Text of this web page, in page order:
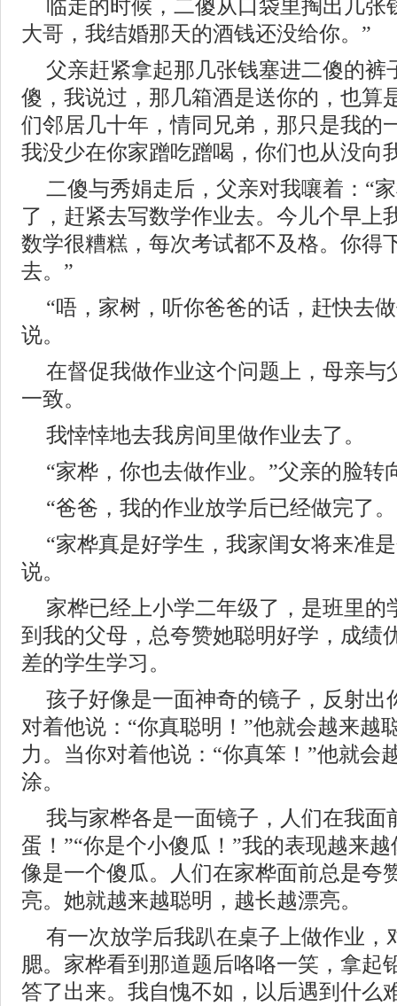
临走的时候，二傻从口袋里掏出几张
大哥，我结婚那天的酒钱还没给你。”
父亲赶紧拿起那几张钱塞进二傻的裤
傻，我说过，那几箱酒是送你的，也算
们邻居几十年，情同兄弟，那只是我的
我没少在你家蹭吃蹭喝，你们也从没向
二傻与秀娟走后，父亲对我嚷着：“
了，赶紧去写数学作业去。今儿个早上
数学很糟糕，每次考试都不及格。你得
去。”
“唔，家树，听你爸爸的话，赶快去
说。
在督促我做作业这个问题上，母亲与
一致。
我悻悻地去我房间里做作业去了。
“家桦，你也去做作业。”父亲的脸转
“爸爸，我的作业放学后已经做完了
“家桦真是好学生，我家闺女将来准
说。
家桦已经上小学二年级了，是班里的
到我的父母，总夸赞她聪明好学，成绩
差的学生学习。
孩子好像是一面神奇的镜子，反射出
对着他说：“你真聪明！”他就会越来越
力。当你对着他说：“你真笨！”他就会
涂。
我与家桦各是一面镜子，人们在我面
蛋！”“你是个小傻瓜！”我的表现越来
像是一个傻瓜。人们在家桦面前总是夸
亮。她就越来越聪明，越长越漂亮。
有一次放学后我趴在桌子上做作业，
腮。家桦看到那道题后咯咯一笑，拿起
答了出来。我自愧不如，以后遇到什么